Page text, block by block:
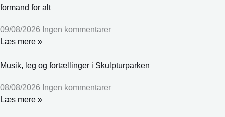
formand for alt
09/08/2026 Ingen kommentarer
Læs mere »
Musik, leg og fortællinger i Skulpturparken
08/08/2026 Ingen kommentarer
Læs mere »